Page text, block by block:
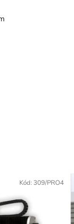
Kód: 309/PRO4